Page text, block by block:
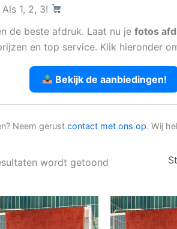
1, 2, 3!
de beste afdruk. Laat nu je fotos
en top service. Klik hieronder
Bekijk de aanbiedingen!
Neem gerust contact met ons op. Wij
wordt getoond